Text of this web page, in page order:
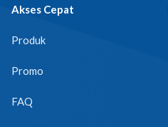
Akses Cepat
Produk
Promo
FAQ